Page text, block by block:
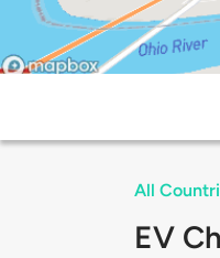
All
EV